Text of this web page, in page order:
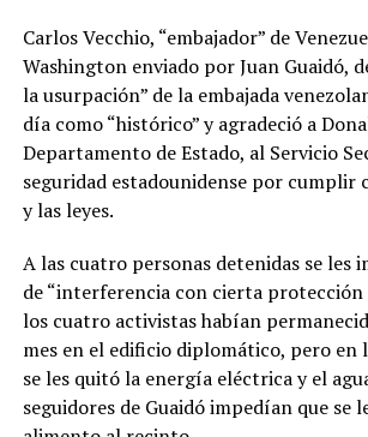
Carlos Vecchio, “embajador” de
Washington enviado por Juan Guaidó,
la usurpación” de la embajada
día como “histórico” y agradeció a
Departamento de Estado, al Servicio
seguridad estadounidense por cumplir
y las leyes.
A las cuatro personas detenidas se les
de “interferencia con cierta protección
los cuatro activistas habían
mes en el edificio diplomático, pero en
se les quitó la energía eléctrica y el
seguidores de Guaidó impedían que se